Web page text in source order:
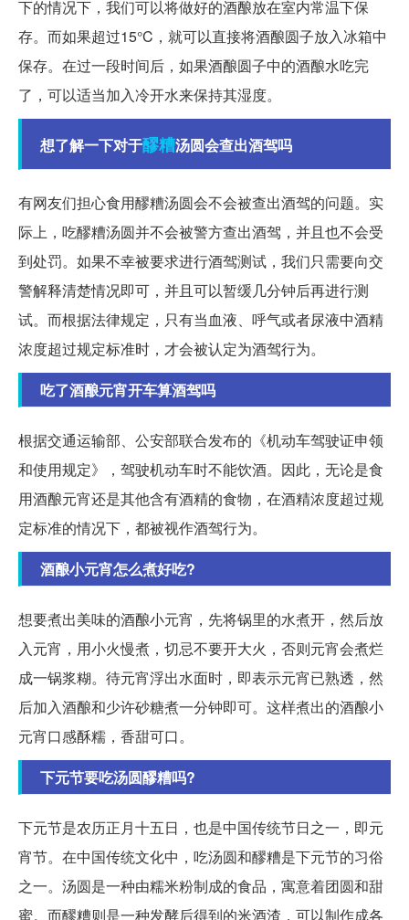
下的情况下，我们可以将做好的酒酿放在室内常温下保
存。而如果超过15°C，就可以直接将酒酿圆子放入冰箱中
保存。在过一段时间后，如果酒酿圆子中的酒酿水吃完
了，可以适当加入冷开水来保持其湿度。
想了解一下对于醪糟汤圆会查出酒驾吗
有网友们担心食用醪糟汤圆会不会被查出酒驾的问题。实
际上，吃醪糟汤圆并不会被警方查出酒驾，并且也不会受
到处罚。如果不幸被要求进行酒驾测试，我们只需要向交
警解释清楚情况即可，并且可以暂缓几分钟后再进行测
试。而根据法律规定，只有当血液、呼气或者尿液中酒精
浓度超过规定标准时，才会被认定为酒驾行为。
吃了酒酿元宵开车算酒驾吗
根据交通运输部、公安部联合发布的《机动车驾驶证申领
和使用规定》，驾驶机动车时不能饮酒。因此，无论是食
用酒酿元宵还是其他含有酒精的食物，在酒精浓度超过规
定标准的情况下，都被视作酒驾行为。
酒酿小元宵怎么煮好吃?
想要煮出美味的酒酿小元宵，先将锅里的水煮开，然后放
入元宵，用小火慢煮，切忌不要开大火，否则元宵会煮烂
成一锅浆糊。待元宵浮出水面时，即表示元宵已熟透，然
后加入酒酿和少许砂糖煮一分钟即可。这样煮出的酒酿小
元宵口感酥糯，香甜可口。
下元节要吃汤圆醪糟吗?
下元节是农历正月十五日，也是中国传统节日之一，即元
宵节。在中国传统文化中，吃汤圆和醪糟是下元节的习俗
之一。汤圆是一种由糯米粉制成的食品，寓意着团圆和甜
蜜。而醪糟则是一种发酵后得到的米酒渣，可以制作成各